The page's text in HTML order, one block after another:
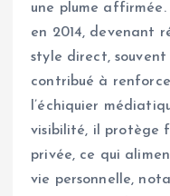
une plume
en 2014, devenant
style direct,
contribué à
l’échiquier
visibilité, il protège
privée, ce qui
vie personnelle,